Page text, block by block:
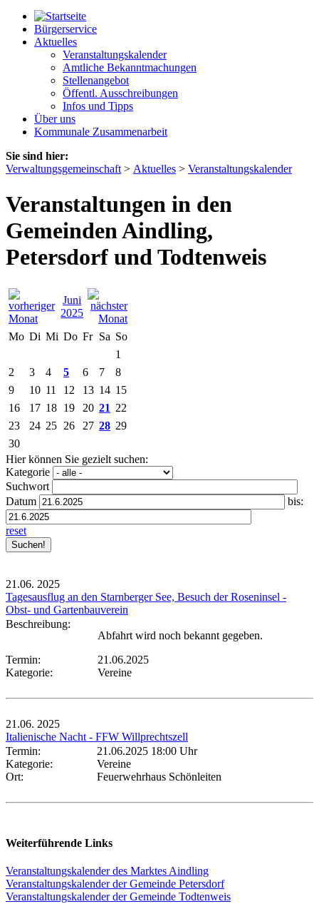
Bürgerservice
Aktuelles
Veranstaltungskalender
Amtliche Bekanntmachungen
Stellenangebot
Öffentl. Ausschreibungen
Infos und Tipps
Über uns
Kommunale Zusammenarbeit
Sie sind hier:
Verwaltungsgemeinschaft > Aktuelles > Veranstaltungskalender
Veranstaltungen in den
Gemeinden Aindling,
Petersdorf und Todtenweis
Juni
2025
Mo Di Mi Do Fr Sa So
1
2
3 4 5 6 7
8
9
10 11 12 13 14 15
16
17 18 19 20 21 22
23
24 25 26 27 28 29
30
Hier können Sie gezielt suchen:
Kategorie
Suchwort
Datum
bis:
reset
21.06. 2025
Tagesausflug an den Starnberger See, Besuch der Roseninsel -
Obst- und Gartenbauverein
Beschreibung:
Abfahrt wird noch bekannt gegeben.
Termin:
21.06.2025
Kategorie:
Vereine
21.06. 2025
Italienische Nacht - FFW Willprechtszell
Termin:
21.06.2025 18:00 Uhr
Kategorie:
Vereine
Ort:
Feuerwehrhaus Schönleiten
Weiterführende Links
Veranstaltungskalender des Marktes Aindling
Veranstaltungskalender der Gemeinde Petersdorf
Veranstaltungskalender der Gemeinde Todtenweis